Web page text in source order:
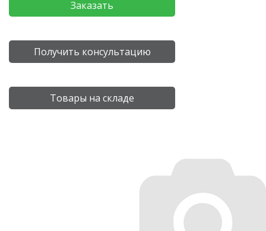
Заказать
Получить консультацию
Товары на складе